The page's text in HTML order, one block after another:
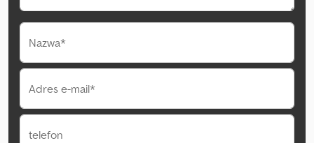
Nazwa*
Adres e-mail*
telefon